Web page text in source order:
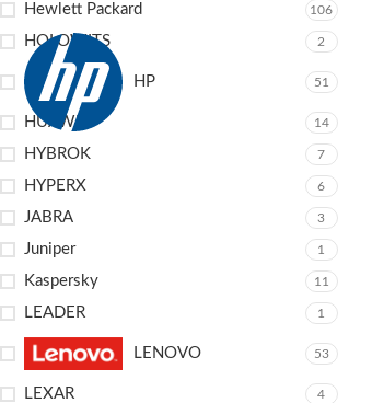
Hewlett Packard 106
HOLOWITS 2
HP 51
HUAWEI 14
HYBROK 7
HYPERX 6
JABRA 3
Juniper 1
Kaspersky 11
LEADER 1
LENOVO 53
LEXAR 4